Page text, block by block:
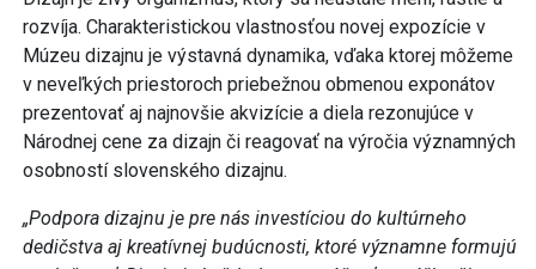
dedičstva aj kreatívnej budúcnosti, ktoré významne formujú
spoločnosť. Dizajn je každodennou súčasťou nášho života
– ovplyvňuje, ako bývame, ako pracujeme aj ako sa cítime.
Veríme, že výstava dizajn.sk bude pre návštevníkov nielen
pohľadom do histórie, ale aj zdrojom inšpirácie, že
slovenský dizajn má schopnosť tvoriť krásu aj funkčnosť v
povedala riaditeľka J&T Banky na Slovensku Anna
Macaláková.
„Dizajn na Slovensku je tvorený nekonečným množstvom